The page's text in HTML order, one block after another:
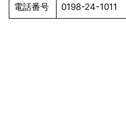
電話番号 0198-24-1011